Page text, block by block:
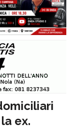
ex.